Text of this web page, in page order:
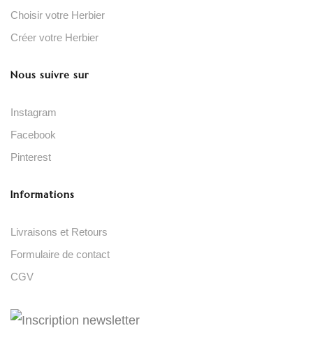
Choisir votre Herbier
Créer votre Herbier
Nous suivre sur
Instagram
Facebook
Pinterest
Informations
Livraisons et Retours
Formulaire de contact
CGV